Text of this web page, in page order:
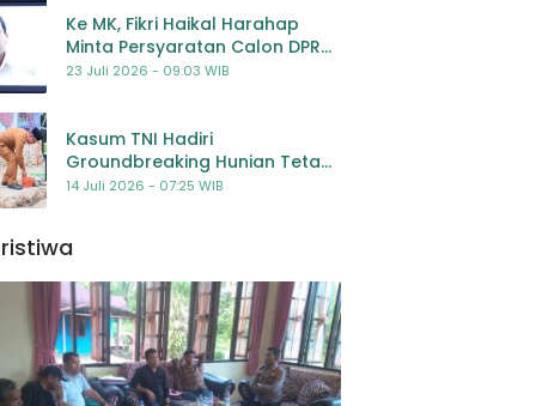
Ke MK, Fikri Haikal Harahap
Minta Persyaratan Calon DPR
Dilengkapi Penilaian
23 Juli 2026 - 09:03 WIB
Kasum TNI Hadiri
Groundbreaking Hunian Tetap
Pascabencana di
14 Juli 2026 - 07:25 WIB